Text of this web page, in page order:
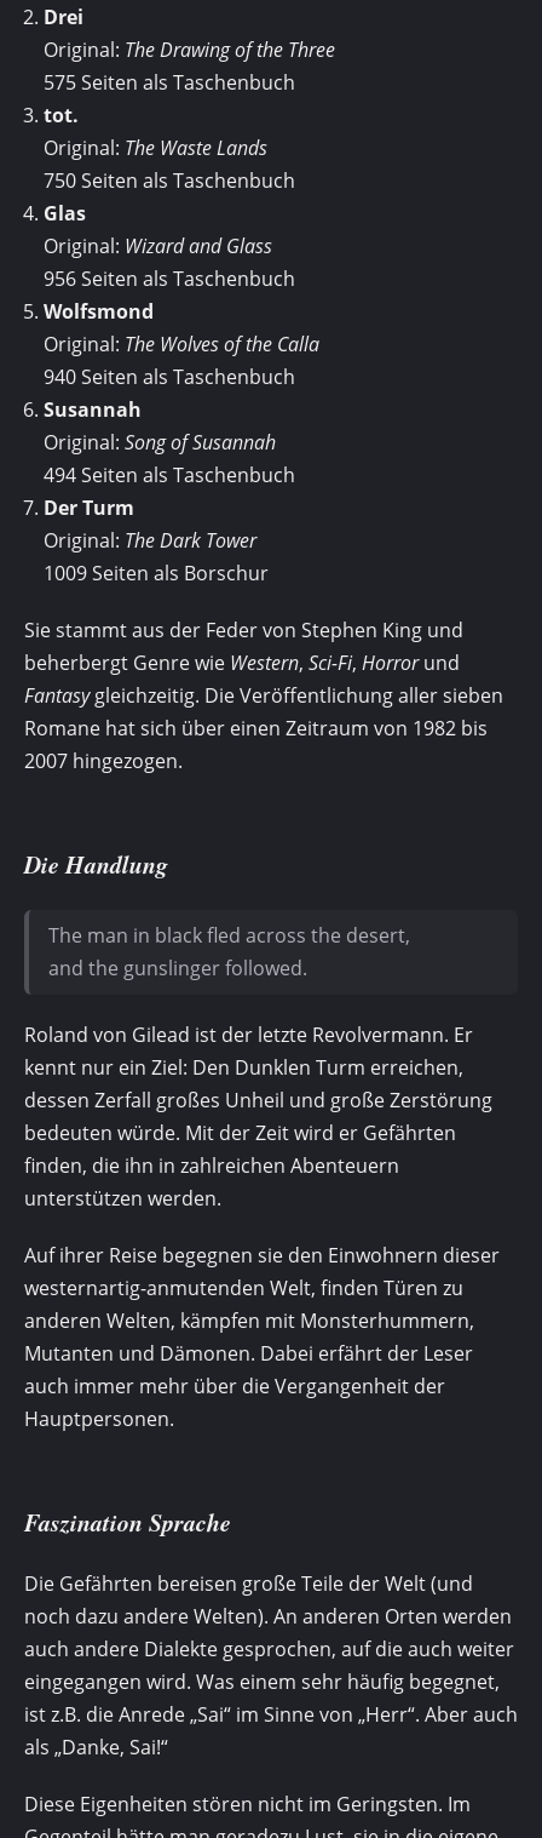
Drei
Original: The Drawing of the Three
575 Seiten als Taschenbuch
tot.
Original: The Waste Lands
750 Seiten als Taschenbuch
Glas
Original: Wizard and Glass
956 Seiten als Taschenbuch
Wolfsmond
Original: The Wolves of the Calla
940 Seiten als Taschenbuch
Susannah
Original: Song of Susannah
494 Seiten als Taschenbuch
Der Turm
Original: The Dark Tower
1009 Seiten als Borschur
Sie stammt aus der Feder von Stephen King und
beherbergt Genre wie Western, Sci-Fi, Horrorund
Fantasygleichzeitig. Die Veröffentlichung aller sieben
Romane hat sich über einen Zeitraum von 1982 bis
2007 hingezogen.
Die Handlung
The man in black fled across the desert,
and the gunslinger followed.
Roland von Gilead ist der letzte Revolvermann. Er
kennt nur ein Ziel: Den Dunklen Turm erreichen,
dessen Zerfall großes Unheil und große Zerstörung
bedeuten würde. Mit der Zeit wird er Gefährten
finden, die ihn in zahlreichen Abenteuern
unterstützen werden.
Auf ihrer Reise begegnen sie den Einwohnern dieser
westernartig-anmutenden Welt, finden Türen zu
anderen Welten, kämpfen mit Monsterhummern,
Mutanten und Dämonen. Dabei erfährt der Leser
auch immer mehr über die Vergangenheit der
Hauptpersonen.
Faszination Sprache
Die Gefährten bereisen große Teile der Welt (und
noch dazu andere Welten). An anderen Orten werden
auch andere Dialekte gesprochen, auf die auch weiter
eingegangen wird. Was einem sehr häufig begegnet,
ist z.B. die Anrede „Sai“ im Sinne von „Herr“. Aber auch
als „Danke, Sai!“
Diese Eigenheiten stören nicht im Geringsten. Im